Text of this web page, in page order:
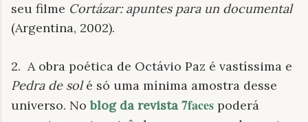
seu filme Cortázar: apuntes para un documental
(Argentina, 2002).
2. A obra poética de Octávio Paz é vastíssima e
Pedra de solé só uma mínima amostra desse
universo. Noblog da revista 7faces poderá